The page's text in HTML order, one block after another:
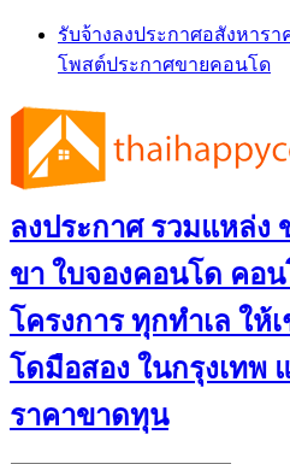
Skip
content
รับจ้างลงประกาศอสังหาร
โพสต์ประกาศขายคอนโด
ลงประกาศ รวมแหล่ง
ขา ใบจองคอนโด คอ
โครงการ ทุกทำเล ให้
โดมือสอง ในกรุงเทพ
ราคาขาดทุน